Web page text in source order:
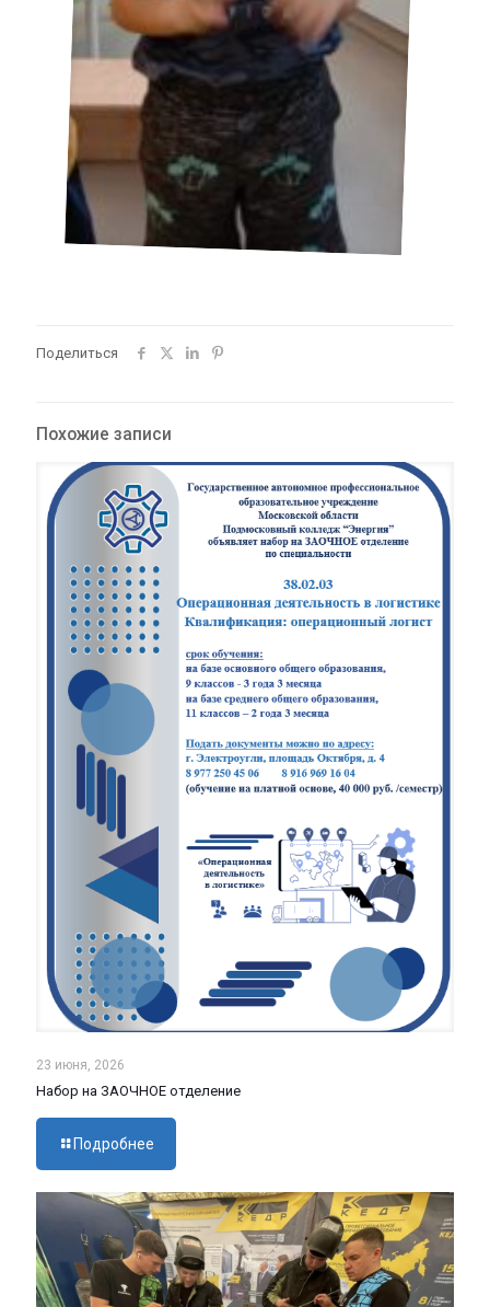
Поделиться
Похожие записи
23 июня, 2026
Набор на ЗАОЧНОЕ отделение
Подробнее